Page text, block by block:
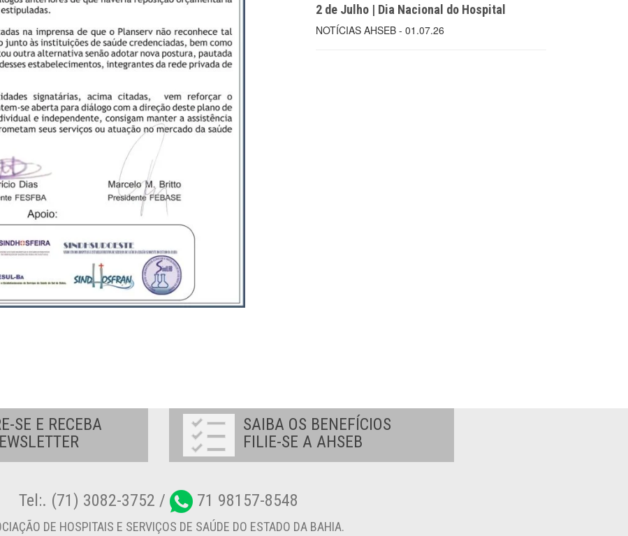
2 de Julho | Dia Nacional do Hospital
NOTÍCIAS AHSEB - 01.07.26
SE E RECEBA
SAIBA OS BENEFÍCIOS
FILIE-SE A AHSEB
Tel:. (71) 3082-3752 / 71 98157-8548
DE HOSPITAIS E SERVIÇOS DE SAÚDE DO ESTADO DA BAHIA.